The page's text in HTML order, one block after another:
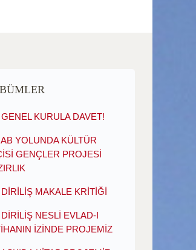
GENEL KURULA DAVET!
AB YOLUNDA KÜLTÜR
GENÇLER PROJESİ
DİRİLİŞ MAKALE KRİTİĞİ
DİRİLİŞ NESLİ EVLAD-I
İZİNDE PROJEMİZ